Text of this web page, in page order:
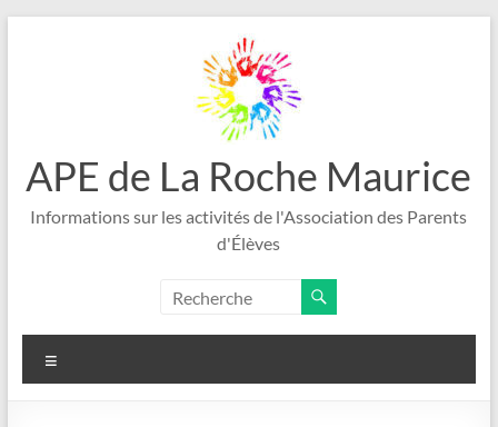
APE de La Roche Maurice
Informations sur les activités de l'Association des Parents
d'Élèves